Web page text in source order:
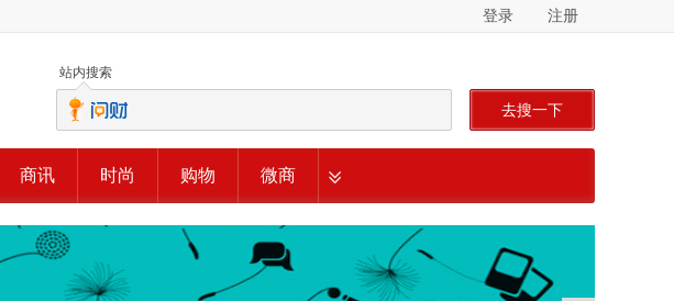
登录 注册
站内搜索
去搜一下
商讯 时尚 购物 微商